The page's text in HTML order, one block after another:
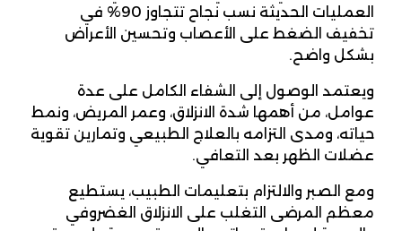
العمليات الحديثة نسب نجاح تتجاوز 90% في
تخفيف الضغط على الأعصاب وتحسين الأعراض
بشكل واضح.
ويعتمد الوصول إلى الشفاء الكامل على عدة
عوامل، من أهمها شدة الانزلاق، وعمر المريض، ونمط
حياته، ومدى التزامه بالعلاج الطبيعي وتمارين تقوية
عضلات الظهر بعد التعافي.
ومع الصبر والالتزام بتعليمات الطبيب، يستطيع
معظم المرضى التغلب على الانزلاق الغضروفي